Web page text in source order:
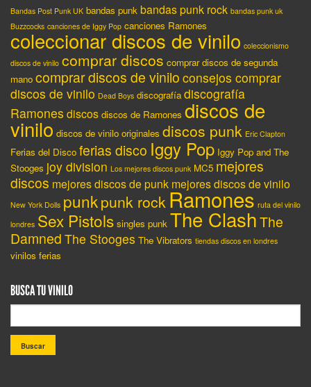
Bandas Post Punk UK bandas punk bandas punk rock bandas punk uk
Buzzcocks canciones de Iggy Pop canciones Ramones
coleccionar discos de vinilo coleccionismo
discos de vinilo comprar discos comprar discos de segunda
mano comprar discos de vinilo consejos comprar
discos de vinilo Dead Boys discografía discografía
Ramones discos discos de Ramones discos de
vinilo discos de vinilo originales discos punk Eric Clapton
Ferias del Disco ferias disco Iggy Pop Iggy Pop and The
Stooges joy division Los mejores discos punk MC5 mejores
discos mejores discos de punk mejores discos de vinilo
New York Dolls punkpunk rock Ramones ruta del vinilo
londres Sex Pistols singles punk The ClashThe
Damned The Stooges The Vibrators tiendas discos en londres
vinilos ferias
BUSCA TU VINILO